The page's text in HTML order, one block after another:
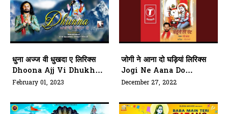
धुना अज्ज वी धुखदा ए लिरिक्स
Dhoona Ajj Vi Dhukhda
Ae Bhajan Lyrics
February 01, 2023
जोगी ने आना दो घड़ियां लिरिक्स
Jogi Ne Aana Do
Ghadiya Hindi Bhajan
December 27, 2022